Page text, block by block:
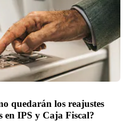
quedarán los reajustes
en IPS y Caja Fiscal?